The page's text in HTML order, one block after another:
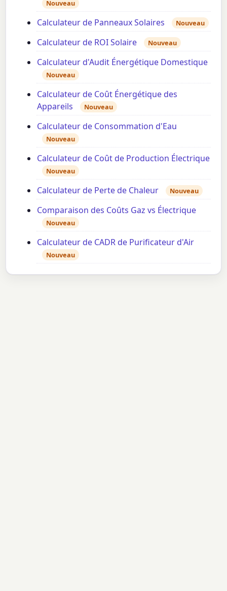
Nouveau
Calculateur de Panneaux Solaires Nouveau
Calculateur de ROI Solaire Nouveau
Calculateur d'Audit Énergétique Domestique
Nouveau
Calculateur de Coût Énergétique des
Appareils
Nouveau
Calculateur de Consommation d'Eau
Nouveau
Calculateur de Coût de Production Électrique
Nouveau
Calculateur de Perte de Chaleur Nouveau
Comparaison des Coûts Gaz vs Électrique
Nouveau
Calculateur de CADR de Purificateur d'Air
Nouveau